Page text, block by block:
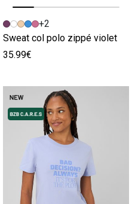
Image précédente
Image suivante
+2
Sweat col polo zippé violet
35.99€